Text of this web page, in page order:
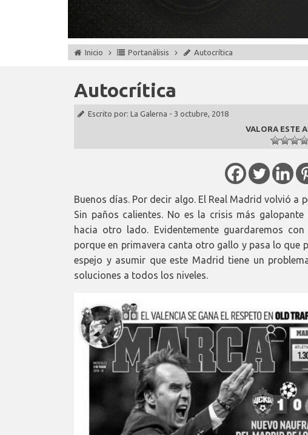
Inicio Portanálisis Autocrítica
Autocrítica
Escrito por: La Galerna - 3 octubre, 2018
VALORA ESTE
Buenos días. Por decir algo. El Real Madrid volvió a
Sin paños calientes. No es la crisis más
hacia otro lado. Evidentemente guardaremos
porque en primavera canta otro gallo y pasa lo que
espejo y asumir que este Madrid tiene un
soluciones a todos los niveles.